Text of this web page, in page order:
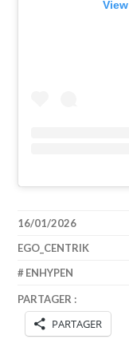
16/01/2026
EGO_CENTRIK
ENHYPEN
PARTAGER :
PARTAGER